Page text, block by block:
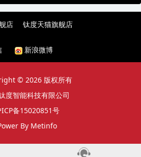
店 钛度天猫旗舰店
新浪微博
© 2026 版权所有
度智能科技有限公司
备15020851号
By Metinfo